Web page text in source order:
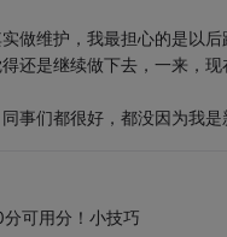
做维护，我最担心的是以
还是继续做下去，一来，
事们都很好，都没因为我
可用分！小技巧